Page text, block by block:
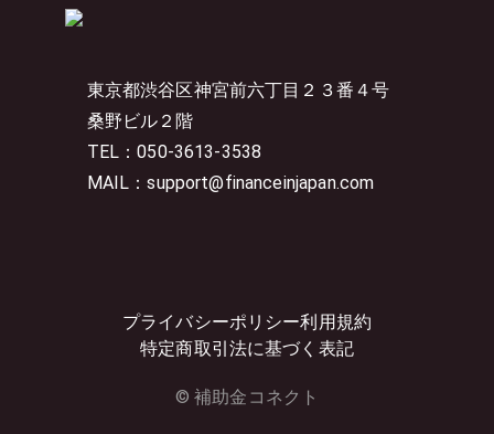
東京都渋谷区神宮前六丁目２３番４号
桑野ビル２階
TEL：050-3613-3538
MAIL：support@financeinjapan.com
プライバシーポリシー利用規約
特定商取引法に基づく表記
© 補助金コネクト